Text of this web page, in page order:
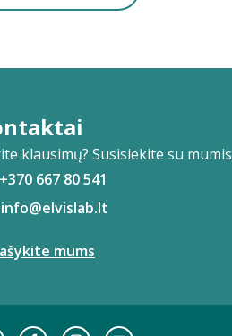
klausimų? Susisiekite su mumis
+370 667 80 541
info@elvislab.lt
mums